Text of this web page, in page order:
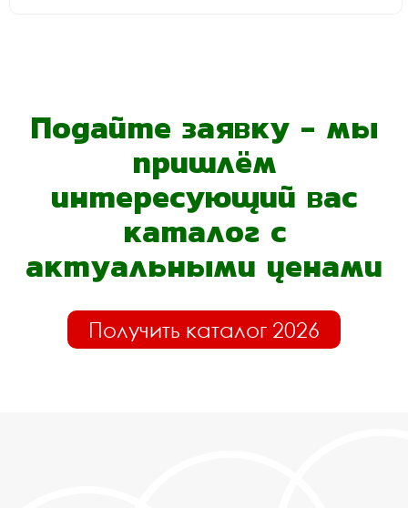
Подайте заявку - мы
пришлём
интересующий вас
каталог с
актуальными ценами
Получить каталог 2026